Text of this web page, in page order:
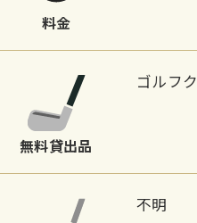
料金
無料貸出品
ゴルフ
不明